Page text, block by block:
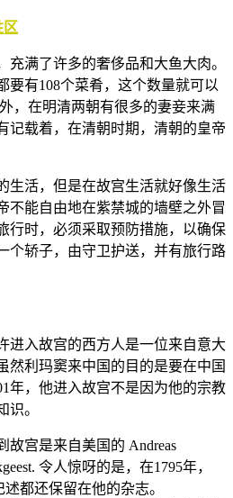
区
充满了许多的奢侈品和大鱼大肉。
要有108个菜肴，这个数量就可以
，在明清两朝有很多的妻妾来满
记载着，在清朝时期，清朝的皇帝
生活，但是在故宫生活就好像生活
不能自由地在紫禁城的墙壁之外冒
行时，必须采取预防措施，以确保
个轿子，由守卫护送，并有旅行路
进入故宫的西方人是一位来自意大
然利玛窦来中国的目的是要在中国
年，他进入故宫不是因为他的宗教
识。
故宫是来自美国的 Andreas
令人惊呀的是，在1795年，
都还保留在他的杂志。